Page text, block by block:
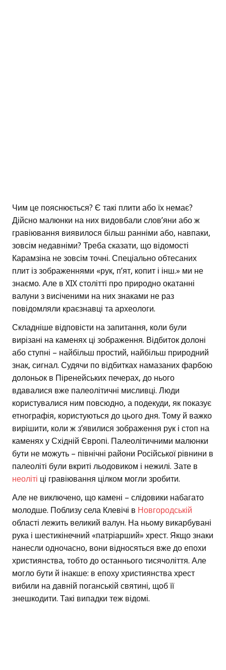
Чим це пояснюється? Є такі плити або їх немає?
Дійсно малюнки на них видовбали слов’яни або ж
гравіювання виявилося більш ранніми або, навпаки,
зовсім недавніми? Треба сказати, що відомості
Карамзіна не зовсім точні. Спеціально обтесаних
плит із зображеннями «рук, п’ят, копит і інш.» ми не
знаємо. Але в XIX столітті про природно окатанні
валуни з висіченими на них знаками не раз
повідомляли краєзнавці та археологи.
Складніше відповісти на запитання, коли були
вирізані на каменях ці зображення. Відбиток долоні
або ступні – найбільш простий, найбільш природний
знак, сигнал. Судячи по відбитках намазаних фарбою
долоньок в Піренейських печерах, до нього
вдавалися вже палеолітичні мисливці. Люди
користувалися ним повсюдно, а подекуди, як показує
етнографія, користуються до цього дня. Тому й важко
вирішити, коли ж з’явилися зображення рук і стоп на
каменях у Східній Європі. Палеолітичними малюнки
бути не можуть – північні райони Російської рівнини в
палеоліті були вкриті льодовиком і нежилі. Зате в
неоліті ці гравіювання цілком могли зробити.
Але не виключено, що камені – слідовики набагато
молодше. Поблизу села Клевічі в Новгородській
області лежить великий валун. На ньому викарбувані
рука і шестикінечний «патріарший» хрест. Якщо знаки
нанесли одночасно, вони відносяться вже до епохи
християнства, тобто до останнього тисячоліття. Але
могло бути й інакше: в епоху християнства хрест
вибили на давній поганській святині, щоб її
знешкодити. Такі випадки теж відомі.